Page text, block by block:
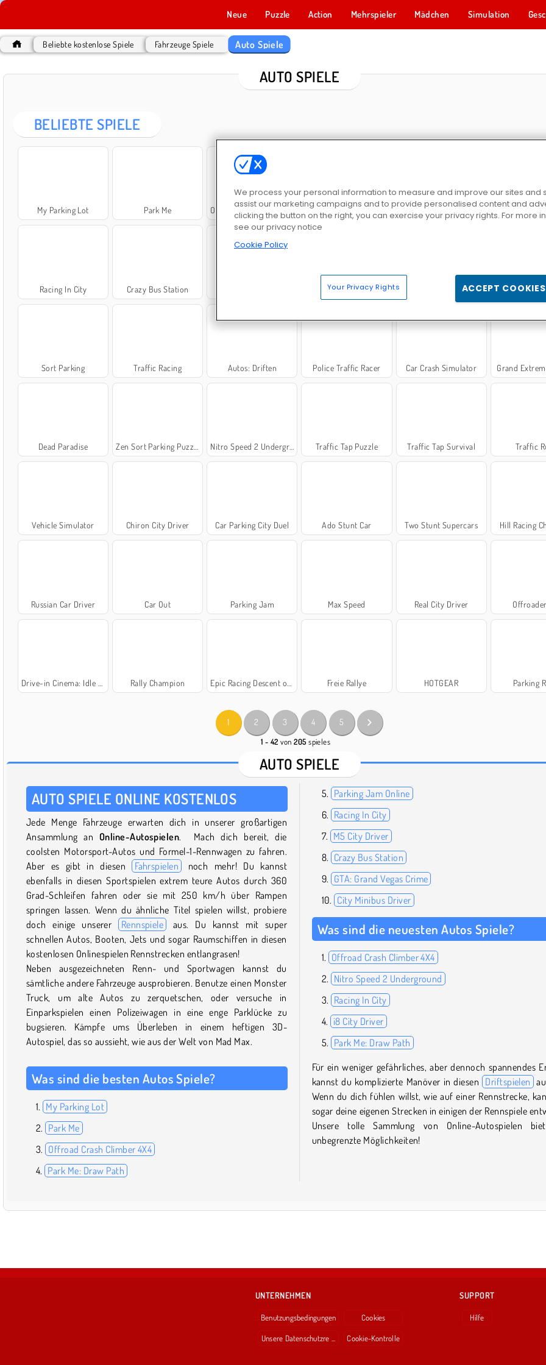
Neue Puzzle Action Mehrspieler Mädchen Simulation
Beliebte kostenlose Spiele Fahrzeuge Spiele Auto Spiele
AUTO SPIELE
BELIEBTE SPIELE
My Parking Lot Park Me Offroad Crash Climber 4X4 Park Me: Draw Path Parking Jam Online M5 City
Racing In City Crazy Bus Station GTA: Grand Vegas Crime GT Traffic Racer 3D Car
Sort Parking Traffic Racing Autos: Driften Police Traffic Racer Car Crash Simulator Grand
Dead Paradise Zen Sort Parking Puzzle Nitro Speed 2 Underground Traffic Tap Puzzle Traffic Tap Survival Traffic
Vehicle Simulator Chiron City Driver Car Parking City Duel Ado Stunt Car Two Stunt Supercars Hill Racing
Russian Car Driver Car Out Parking Jam Max Speed Real City Driver
Drive-in Cinema: Idle Game Rally Champion Epic Racing Descent on Cars Freie Rallye HOTGEAR Parking
1 2 3 4 5
1 - 42 von205 spieles
AUTO SPIELE
AUTO SPIELE ONLINE KOSTENLOS
Jede Menge Fahrzeuge erwarten dich in unserer großartigen
Ansammlung an Online-Autospielen. Mach dich bereit, die
coolsten Motorsport-Autos und Formel-1-Rennwagen zu fahren.
Aber es gibt in diesen Fahrspielen
noch mehr! Du kannst
ebenfalls in diesen Sportspielen extrem teure Autos durch 360
Grad-Schleifen fahren oder sie mit 250 km/h über Rampen
springen lassen. Wenn du ähnliche Titel spielen willst, probiere
doch einige unserer
Rennspiele
aus. Du kannst mit super
schnellen Autos, Booten, Jets und sogar Raumschiffen in diesen
kostenlosen Onlinespielen Rennstrecken entlangrasen!
Neben ausgezeichneten Renn- und Sportwagen kannst du
sämtliche andere Fahrzeuge ausprobieren. Benutze einen Monster
Truck, um alte Autos zu zerquetschen, oder versuche in
Einparkspielen einen Polizeiwagen in eine enge Parklücke zu
bugsieren. Kämpfe ums Überleben in einem heftigen 3D-
Autospiel, das so aussieht, wie aus der Welt von Mad Max.
Was sind die besten Autos Spiele?
My Parking Lot
Park Me
Offroad Crash Climber 4X4
Park Me: Draw Path
Parking Jam Online
Racing In City
M5 City Driver
Crazy Bus Station
GTA: Grand Vegas Crime
City Minibus Driver
Was sind die neuesten Autos Spiele?
Offroad Crash Climber 4X4
Nitro Speed 2 Underground
Racing In City
i8 City Driver
Park Me: Draw Path
Für ein weniger gefährliches, aber dennoch spannendes
kannst du komplizierte Manöver in diesen Driftspielen
Wenn du dich fühlen willst, wie auf einer Rennstrecke,
sogar deine eigenen Strecken in einigen der Rennspiele
Unsere tolle Sammlung von Online-Autospielen
unbegrenzte Möglichkeiten!
UNTERNEHMEN
Benutzungsbedingungen
Unsere Datenschutzre ...
Cookies
Cookie-Kontrolle
SUPPORT
Hilfe
We process your personal information to measure and improve our sites and
assist our marketing campaigns and to provide personalised content and
clicking the button on the right, you can exercise your privacy rights. For more
see our privacy notice
Cookie Policy
Your Privacy Rights ACCEPT COOKIES